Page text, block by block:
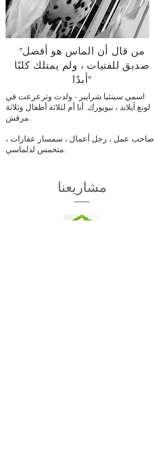
"من قال أن الماس هو أفضل
صديق للفتيات ، ولم يمتلك كلبًا
أبدًا"
اسمي سينثيا شرايبر - ولدت وترعرعت في
لونغ آيلاند ، نيويورك. أنا أم لثلاثة أطفال وثلاثة
مرقش.
صاحب عمل ، رجل أعمال ، سمسار عقارات ،
متحمس لدلماسي.
مشاريعنا